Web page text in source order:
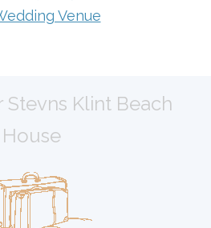
Venue
Stevns Klint Beach
House